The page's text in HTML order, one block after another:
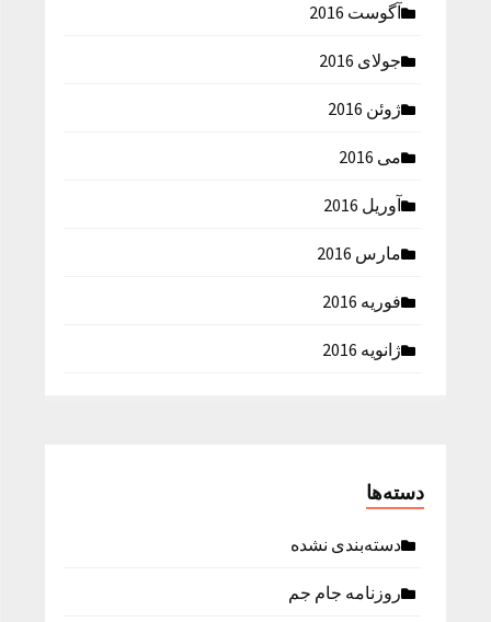
آگوست 2016
جولای 2016
ژوئن 2016
می 2016
آوریل 2016
مارس 2016
فوریه 2016
ژانویه 2016
دسته‌ها
دسته‌بندی نشده
روزنامه جام جم